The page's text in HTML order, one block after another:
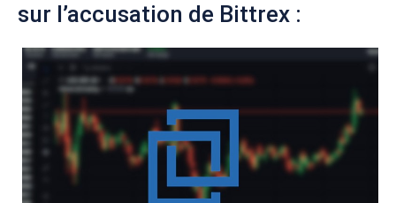
sur l’accusation de Bittrex :